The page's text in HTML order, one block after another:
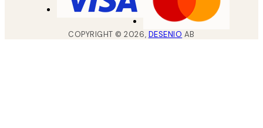
COPYRIGHT ©2026, DESENIO AB